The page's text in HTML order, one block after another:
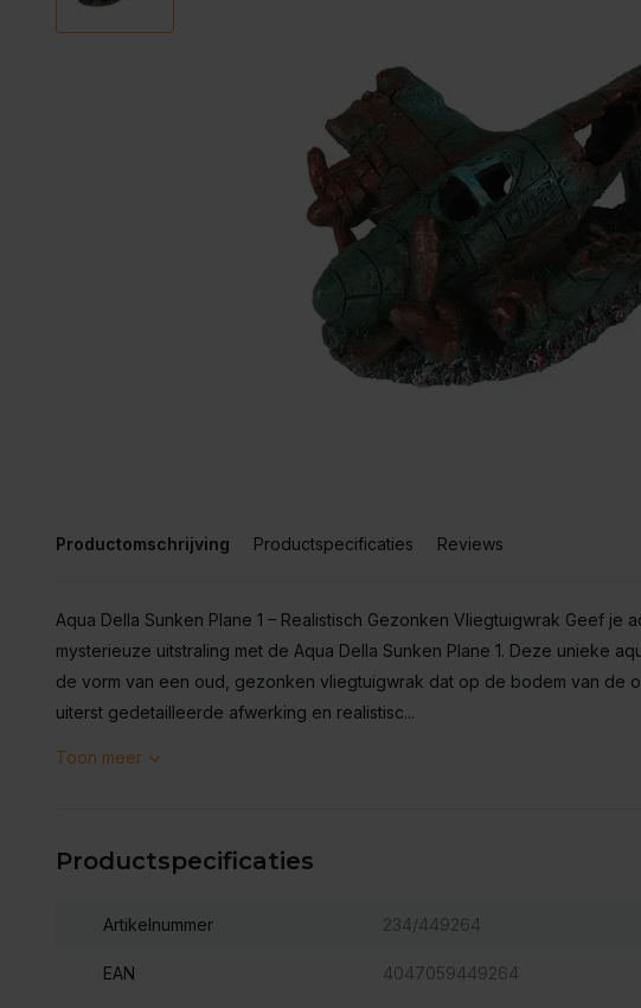
Productomschrijving Productspecificaties Reviews
Aqua Della Sunken Plane 1 – Realistisch Gezonken Vliegtuigwrak Geef je
mysterieuze uitstraling met de Aqua Della Sunken Plane 1. Deze unieke
de vorm van een oud, gezonken vliegtuigwrak dat op de bodem van de
uiterst gedetailleerde afwerking en realistisc...
Toon meer
Productspecificaties
Artikelnummer 234/449264
EAN 4047059449264